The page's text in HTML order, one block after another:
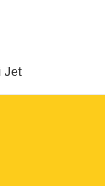
Jet